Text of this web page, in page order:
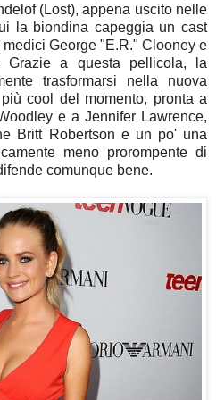
(Lost), appena uscito nelle
la biondina capeggia un cast
George "E.R." Clooney e
Grazie a questa pellicola, la
trasformarsi nella nuova
cool del momento, pronta a
e a Jennifer Lawrence,
Britt Robertson e un po' una
meno prorompente di
comunque bene.